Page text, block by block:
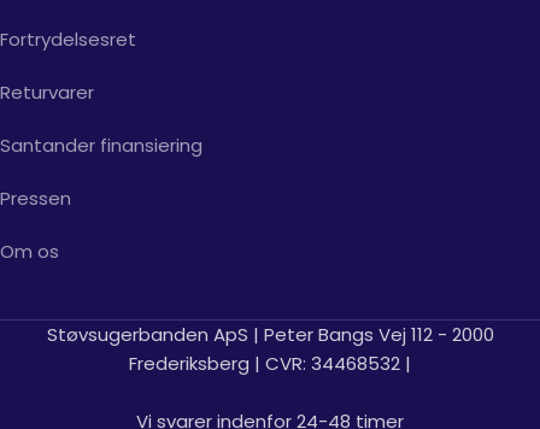
Fortrydelsesret
Returvarer
Santander finansiering
Pressen
Om os
Støvsugerbanden ApS | Peter Bangs Vej 112 - 2000
Frederiksberg | CVR: 34468532 |
Vi svarer indenfor 24-48 timer